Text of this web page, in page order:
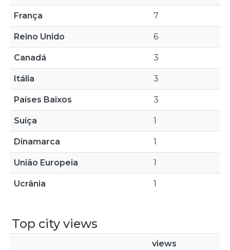
França 7
Reino Unido 6
Canadá 3
Itália 3
Países Baixos 3
Suíça 1
Dinamarca 1
União Europeia 1
Ucrânia 1
Top city views
views